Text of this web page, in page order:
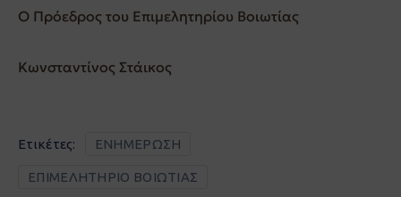
Ο Πρόεδρος του Επιμελητηρίου Βοιωτίας
Κωνσταντίνος Στάικος
Ετικέτες: ΕΝΗΜΕΡΩΣΗ
ΕΠΙΜΕΛΗΤΗΡΙΟ ΒΟΙΩΤΙΑΣ